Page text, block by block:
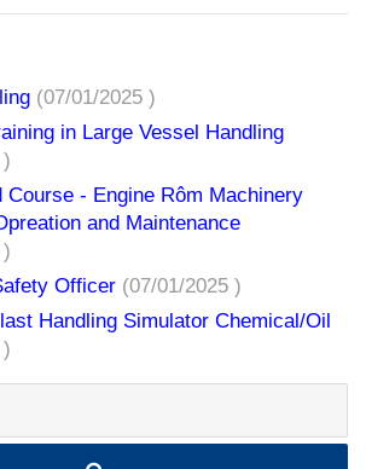
(07/01/2025 )
in Large Vessel Handling
Course - Engine Rôm Machinery
and Maintenance
Officer (07/01/2025 )
Handling Simulator Chemical/Oil